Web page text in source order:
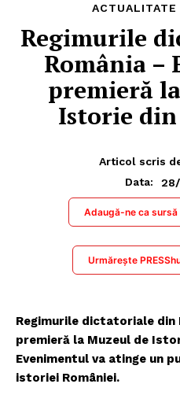
ACTUALITATE
Regimurile
România –
premieră
Istorie
Articol scris
Data:
Adaugă-ne ca
Urmărește
Regimurile dictatoriale din
premieră la Muzeul de
Evenimentul va atinge un
istoriei României.